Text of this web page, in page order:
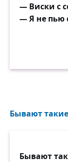
— Виски с
— Я не пью
Бывают
Бывают